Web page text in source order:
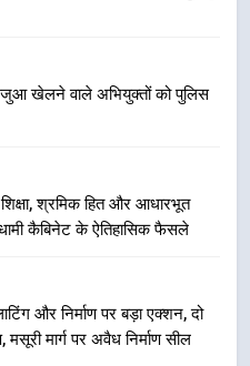
जुआ खेलने वाले अभियुक्तों को पुलिस
श्रमिक हित और आधारभूत
कैबिनेट के ऐतिहासिक फैसले
और निर्माण पर बड़ा एक्शन, दो
मसूरी मार्ग पर अवैध निर्माण सील
की सर्वोच्च प्राथमिकता, आने
में हजारों पदों पर की जाएगी
आर्थिक कॉरिडोर से जुड़ी
बाईपास परियोजना